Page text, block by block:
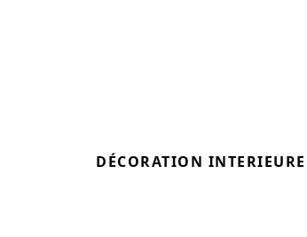
DÉCORATION INTERIEURE